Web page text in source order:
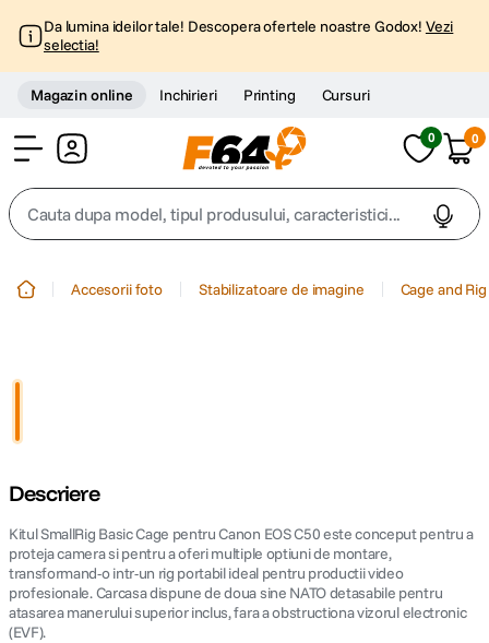
Da lumina ideilor tale! Descopera ofertele noastre Godox! Vezi
selectia!
Magazin online Inchirieri Printing Cursuri
0 0
Cauta dupa model, tipul produsului, caracteristici...
5. canon sx740 hs
6. lavaliera
Accesorii foto Stabilizatoare de imagine Cage and Rig
Descriere
Kitul SmallRig Basic Cage pentru Canon EOS C50 este conceput pentru a
proteja camera si pentru a oferi multiple optiuni de montare,
transformand-o intr-un rig portabil ideal pentru productii video
profesionale. Carcasa dispune de doua sine NATO detasabile pentru
atasarea manerului superior inclus, fara a obstructiona vizorul electronic
(EVF).